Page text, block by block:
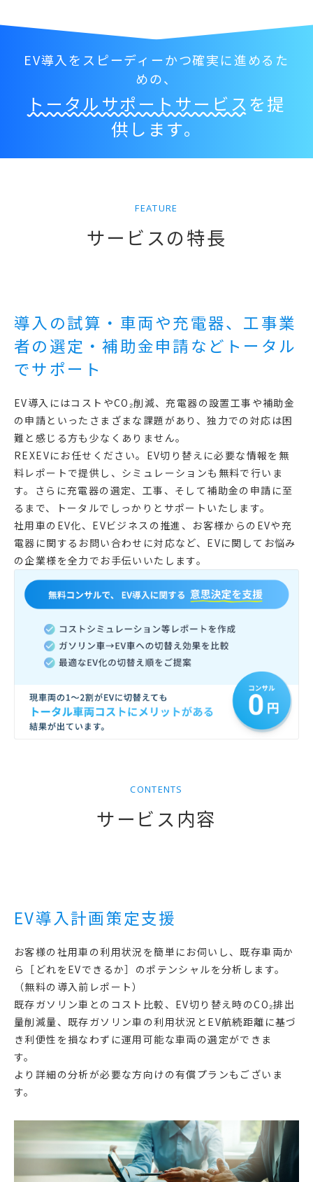
EV導入をスピーディーかつ確実に進めるた
めの、
トータルサポートサービスを提
供します。
FEATURE
サービスの特長
導入の試算・車両や充電器、工事業
者の選定・補助金申請などトータル
でサポート
EV導入にはコストやCO₂削減、充電器の設置工事や補助金
の申請といったさまざまな課題があり、独力での対応は困
難と感じる方も少なくありません。
REXEVにお任せください。EV切り替えに必要な情報を無
料レポートで提供し、シミュレーションも無料で行いま
す。さらに充電器の選定、工事、そして補助金の申請に至
るまで、トータルでしっかりとサポートいたします。
社用車のEV化、EVビジネスの推進、お客様からのEVや充
電器に関するお問い合わせに対応など、EVに関してお悩み
の企業様を全力でお手伝いいたします。
CONTENTS
サービス内容
EV導入計画策定支援
お客様の社用車の利用状況を簡単にお伺いし、既存車両か
ら［どれをEVできるか］のポテンシャルを分析します。
（無料の導入前レポート）
既存ガソリン車とのコスト比較、EV切り替え時のCO₂排出
量削減量、既存ガソリン車の利用状況とEV航続距離に基づ
き利便性を損なわずに運用可能な車両の選定ができま
す。
より詳細の分析が必要な方向けの有償プランもございま
す。